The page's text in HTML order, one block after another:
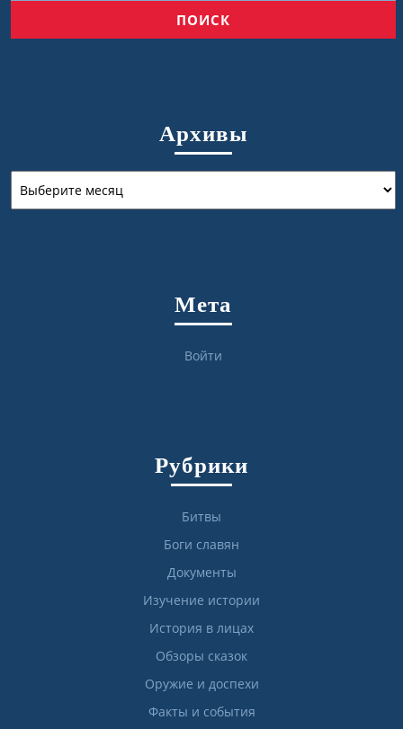
Архивы
Мета
Войти
Рубрики
Битвы
Боги славян
Документы
Изучение истории
История в лицах
Обзоры сказок
Оружие и доспехи
Факты и события